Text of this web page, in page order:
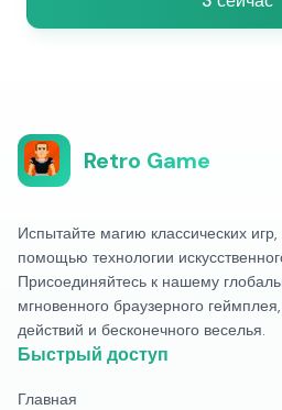
Retro Game
Испытайте магию классических
помощью технологии
Присоединяйтесь к нашему
мгновенного браузерного
действий и бесконечного веселья.
Быстрый доступ
Главная